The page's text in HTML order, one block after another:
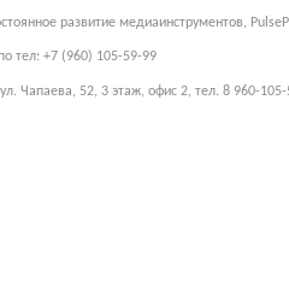
развитие медиаинструментов,
тел: +7 (960) 105-59-99
Чапаева, 52, 3 этаж, офис 2, тел. 8 960-